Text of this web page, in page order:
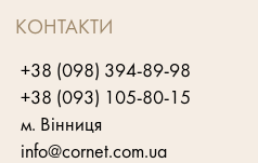
КОНТАКТИ
+38 (098) 394-89-98
+38 (093) 105-80-15
м. Вінниця
info@cornet.com.ua